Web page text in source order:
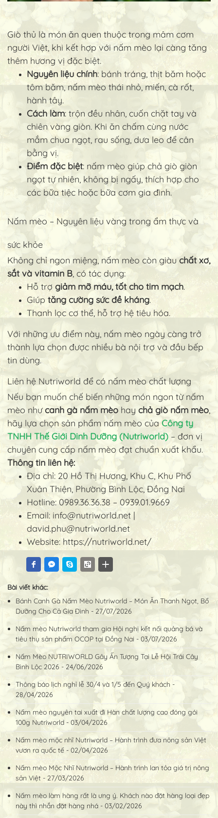
Giò thủ là món ăn quen thuộc trong mâm cơm
người Việt, khi kết hợp với nấm mèo lại càng tăng
thêm hương vị đặc biệt.
Nguyên liệu chính: bánh tráng, thịt băm hoặc
tôm băm, nấm mèo thái nhỏ, miến, cà rốt,
hành tây.
Cách làm: trộn đều nhân, cuốn chặt tay và
chiên vàng giòn. Khi ăn chấm cùng nước
mắm chua ngọt, rau sống, dưa leo để cân
bằng vị.
Điểm đặc biệt: nấm mèo giúp chả giò giòn
ngọt tự nhiên, không bị ngấy, thích hợp cho
các bữa tiệc hoặc bữa cơm gia đình.
Nấm mèo – Nguyên liệu vàng trong ẩm thực và
sức khỏe
Không chỉ ngon miệng, nấm mèo còn giàu chất xơ,
sắt và vitamin B, có tác dụng:
Hỗ trợ giảm mỡ máu, tốt cho tim mạch.
Giúp tăng cường sức đề kháng.
Thanh lọc cơ thể, hỗ trợ hệ tiêu hóa.
Với những ưu điểm này, nấm mèo ngày càng trở
thành lựa chọn được nhiều bà nội trợ và đầu bếp
tin dùng.
Liên hệ Nutriworld để có nấm mèo chất lượng
Nếu bạn muốn chế biến những món ngon từ nấm
mèo như canh gà nấm mèo hay chả giò nấm mèo,
hãy lựa chọn sản phẩm nấm mèo của Công ty
TNHH Thế Giới Dinh Dưỡng (Nutriworld) – đơn vị
chuyên cung cấp nấm mèo đạt chuẩn xuất khẩu.
Thông tin liên hệ:
Địa chỉ: 20 Hồ Thị Hương, Khu C, Khu Phố
Xuân Thiện, Phường Bình Lộc, Đồng Nai
Hotline: 0989.36.36.38 – 0939.01.9669
Email: info@nutriworld.net |
david.phu@nutriworld.net
Website: https://nutriworld.net/
Bài viết khác:
Bánh Canh Gà Nấm Mèo Nutriworld – Món Ăn Thanh Ngọt, Bổ
Dưỡng Cho Cả Gia Đình - 27/07/2026
Nấm mèo Nutriworld tham gia Hội nghị kết nối quảng bá và
tiêu thụ sản phẩm OCOP tại Đồng Nai - 03/07/2026
Nấm Mèo NUTRIWORLD Gây Ấn Tượng Tại Lễ Hội Trái Cây
Bình Lộc 2026 - 24/06/2026
Thông báo lịch nghỉ lễ 30/4 và 1/5 đến Quý khách -
28/04/2026
Nấm mèo nguyên tai xuất đi Hàn chất lượng cao đóng gói
100g Nutriworld - 03/04/2026
Nấm mèo mộc nhĩ Nutriworld – Hành trình đưa nông sản Việt
vươn ra quốc tế - 02/04/2026
Nấm mèo Mộc Nhĩ Nutriworld – Hành trình lan tỏa giá trị nông
sản Việt - 27/03/2026
Nấm mèo làm hàng rất là ưng ý. Khách nào đặt hàng loại đẹp
này thì nhắn đặt hàng nhá - 03/02/2026